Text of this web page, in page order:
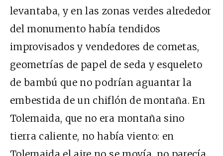
levantaba, y en las zonas verdes alrededor
del monumento había tendidos
improvisados y vendedores de cometas,
geometrías de papel de seda y esqueleto
de bambú que no podrían aguantar la
embestida de un chiflón de montaña. En
Tolemaida, que no era montaña sino
tierra caliente, no había viento: en